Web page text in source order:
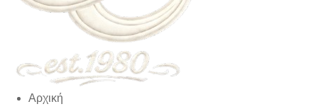
Αρχική